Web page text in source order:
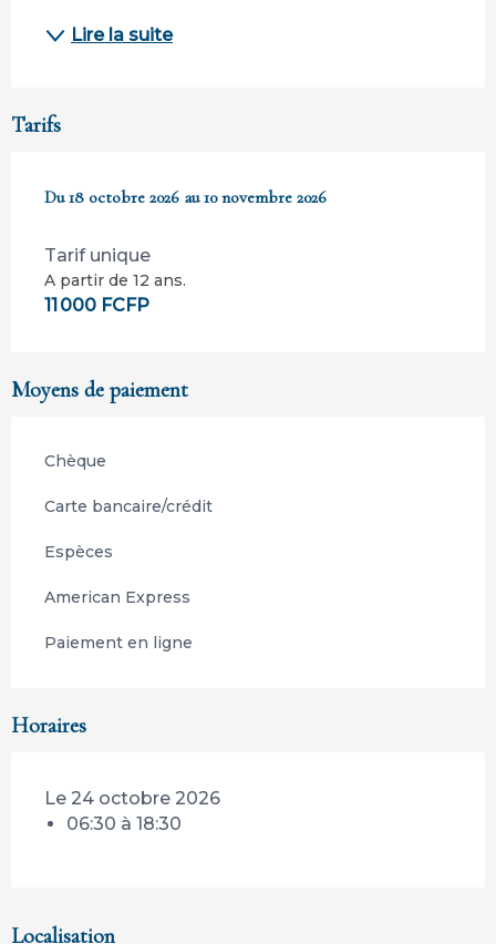
Lire la suite
Tarifs
Du18 octobre 2026 au10 novembre 2026
Du18 octobre 2026 au10 novembre 2026
Tarif unique
A partir de 12 ans.
11 000 FCFP
Moyens de paiement
Chèque
Carte bancaire/crédit
Espèces
American Express
Paiement en ligne
Horaires
Le 24 octobre 2026
06:30 à 18:30
Localisation